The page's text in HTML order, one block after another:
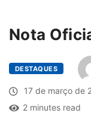
Nota
DESTAQUES
17 de março de
2 minutes read